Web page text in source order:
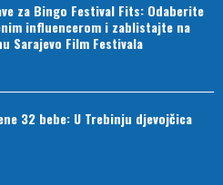
za Bingo Festival Fits: Odaberite
influencerom i zablistajte na
Sarajevo Film Festivala
32 bebe: U Trebinju djevojčica